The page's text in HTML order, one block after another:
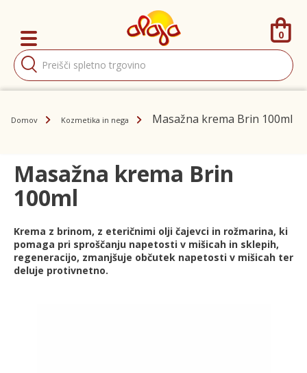
Products
search
0
Domov Kozmetika in nega Masažna krema Brin 100ml
Masažna krema Brin
100ml
Krema z brinom, z eteričnimi olji čajevci in rožmarina, ki
pomaga pri sproščanju napetosti v mišicah in sklepih,
regeneracijo, zmanjšuje občutek napetosti v mišicah ter
deluje protivnetno.